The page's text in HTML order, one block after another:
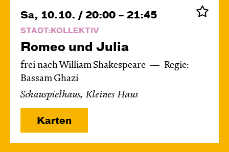
Sa, 10.10. / 20:00 – 21:45
STADT:KOLLEKTIV
Romeo und Julia
frei nach William Shakespeare
Regie:
Bassam Ghazi
Schauspielhaus, Kleines Haus
Karten